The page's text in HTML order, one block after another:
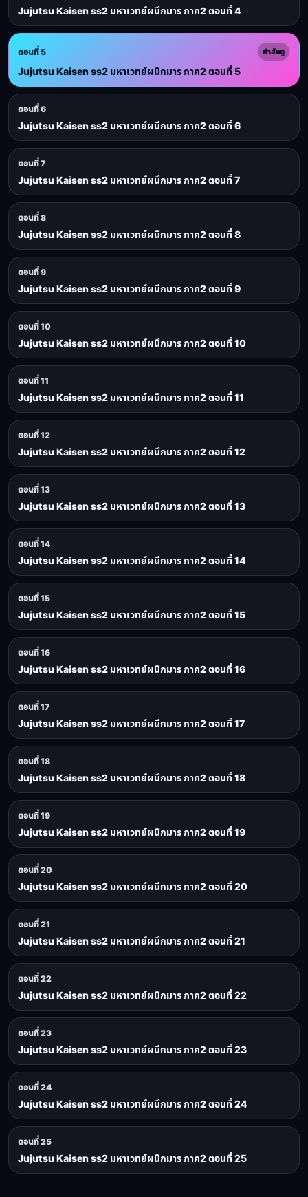
Jujutsu Kaisen ss2 มหาเวทย์ผนึกมาร ภาค2 ตอนที่ 4
ตอนที่ 5 กำลังดู
Jujutsu Kaisen ss2 มหาเวทย์ผนึกมาร ภาค2 ตอนที่ 5
ตอนที่ 6
Jujutsu Kaisen ss2 มหาเวทย์ผนึกมาร ภาค2 ตอนที่ 6
ตอนที่ 7
Jujutsu Kaisen ss2 มหาเวทย์ผนึกมาร ภาค2 ตอนที่ 7
ตอนที่ 8
Jujutsu Kaisen ss2 มหาเวทย์ผนึกมาร ภาค2 ตอนที่ 8
ตอนที่ 9
Jujutsu Kaisen ss2 มหาเวทย์ผนึกมาร ภาค2 ตอนที่ 9
ตอนที่ 10
Jujutsu Kaisen ss2 มหาเวทย์ผนึกมาร ภาค2 ตอนที่ 10
ตอนที่ 11
Jujutsu Kaisen ss2 มหาเวทย์ผนึกมาร ภาค2 ตอนที่ 11
ตอนที่ 12
Jujutsu Kaisen ss2 มหาเวทย์ผนึกมาร ภาค2 ตอนที่ 12
ตอนที่ 13
Jujutsu Kaisen ss2 มหาเวทย์ผนึกมาร ภาค2 ตอนที่ 13
ตอนที่ 14
Jujutsu Kaisen ss2 มหาเวทย์ผนึกมาร ภาค2 ตอนที่ 14
ตอนที่ 15
Jujutsu Kaisen ss2 มหาเวทย์ผนึกมาร ภาค2 ตอนที่ 15
ตอนที่ 16
Jujutsu Kaisen ss2 มหาเวทย์ผนึกมาร ภาค2 ตอนที่ 16
ตอนที่ 17
Jujutsu Kaisen ss2 มหาเวทย์ผนึกมาร ภาค2 ตอนที่ 17
ตอนที่ 18
Jujutsu Kaisen ss2 มหาเวทย์ผนึกมาร ภาค2 ตอนที่ 18
ตอนที่ 19
Jujutsu Kaisen ss2 มหาเวทย์ผนึกมาร ภาค2 ตอนที่ 19
ตอนที่ 20
Jujutsu Kaisen ss2 มหาเวทย์ผนึกมาร ภาค2 ตอนที่ 20
ตอนที่ 21
Jujutsu Kaisen ss2 มหาเวทย์ผนึกมาร ภาค2 ตอนที่ 21
ตอนที่ 22
Jujutsu Kaisen ss2 มหาเวทย์ผนึกมาร ภาค2 ตอนที่ 22
ตอนที่ 23
Jujutsu Kaisen ss2 มหาเวทย์ผนึกมาร ภาค2 ตอนที่ 23
ตอนที่ 24
Jujutsu Kaisen ss2 มหาเวทย์ผนึกมาร ภาค2 ตอนที่ 24
ตอนที่ 25
Jujutsu Kaisen ss2 มหาเวทย์ผนึกมาร ภาค2 ตอนที่ 25